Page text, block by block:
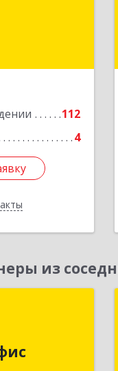
112
4
Подробнее
из
Бит,
офис